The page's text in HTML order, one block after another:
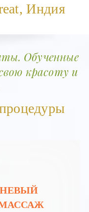
Индия
Обученные
красоту и